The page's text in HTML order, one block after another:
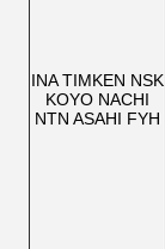
INA TIMKEN NSK
KOYO NACHI
NTN ASAHI FYH